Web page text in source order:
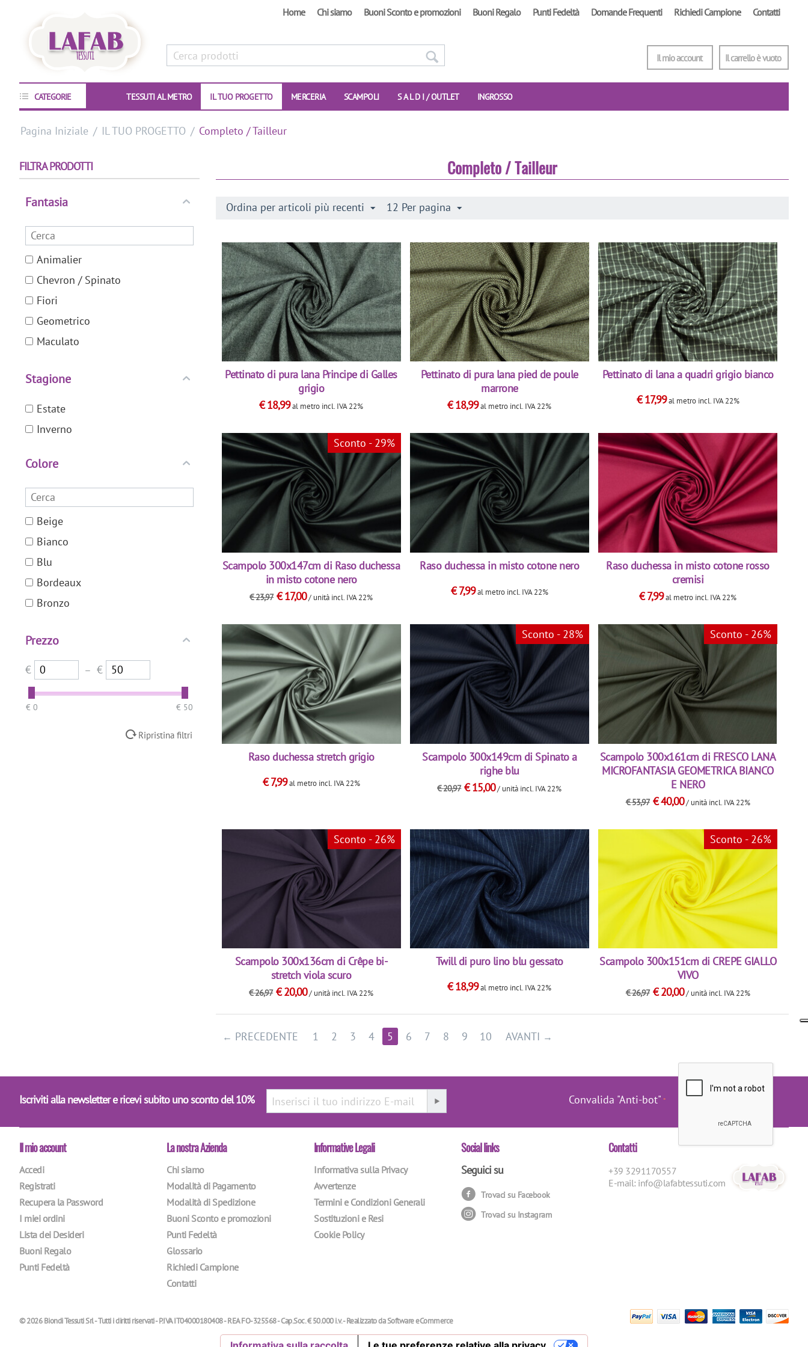
Home Chi siamo Buoni Sconto e promozioni Buoni Regalo Punti Fedeltà Domande Frequenti Richiedi Campione Contatti
Il carrello è vuoto
Il mio account
CATEGORIE TESSUTI AL METRO IL TUO PROGETTO MERCERIA SCAMPOLI S A L D I / OUTLET INGROSSO
Pagina Iniziale / IL TUO PROGETTO / Completo / Tailleur
FILTRA PRODOTTI
Fantasia
Animalier
Chevron / Spinato
Fiori
Geometrico
Maculato
Pois
Quadri
Righe
Tinta Unita
Stagione
Estate
Inverno
Colore
Beige
Bianco
Blu
Bordeaux
Bronzo
Ecrù
Giallo
Kaki
Prezzo
€ – €
‎€ 0 ‎€ 50
Ripristina filtri
Completo / Tailleur
Ordina per articoli più recenti 12 Per pagina
Pettinato di pura lana Principe di Galles
grigio
€18,99al metro incl. IVA 22%
Pettinato di pura lana pied de poule
marrone
€18,99al metro incl. IVA 22%
Pettinato di lana a quadri grigio bianco
€17,99 al metro incl. IVA 22%
Sconto - 29%
Scampolo 300x147cm di Raso duchessa
in misto cotone nero
€23,97 €17,00/ unità incl. IVA 22%
Raso duchessa in misto cotone nero
€7,99al metro incl. IVA 22%
Raso duchessa in misto cotone rosso
cremisi
€7,99al metro incl. IVA 22%
Raso duchessa stretch grigio
€7,99al metro incl. IVA 22%
Sconto - 28%
Scampolo 300x149cm di Spinato a
righe blu
€20,97 €15,00/ unità incl. IVA 22%
Sconto - 26%
Scampolo 300x161cm di FRESCO LANA
MICROFANTASIA GEOMETRICA BIANCO
E NERO
€53,97 €40,00 / unità incl. IVA 22%
Sconto - 26%
Scampolo 300x136cm di Crêpe bi-
stretch viola scuro
€26,97 €20,00/ unità incl. IVA 22%
Twill di puro lino blu gessato
€18,99al metro incl. IVA 22%
Sconto - 26%
Scampolo 300x151cm di CREPE GIALLO
VIVO
€26,97 €20,00 / unità incl. IVA 22%
PRECEDENTE 1 2 3 4 5 6 7 8 9 10 AVANTI
Iscriviti alla newsletter e ricevi subito uno sconto del 10% Convalida "Anti-bot"
Il mio account
Accedi
Registrati
Recupera la Password
I miei ordini
Lista dei Desideri
Buoni Regalo
Punti Fedeltà
La nostra Azienda
Chi siamo
Modalità di Pagamento
Modalità di Spedizione
Buoni Sconto e promozioni
Punti Fedeltà
Glossario
Richiedi Campione
Contatti
Informative Legali
Informativa sulla Privacy
Avvertenze
Termini e Condizioni Generali
Sostituzioni e Resi
Cookie Policy
Social links
Seguici su
Trovaci su Facebook
Trovaci su Instagram
Contatti
+39 3291170557
E-mail: info@lafabtessuti.com
© 2026 Biondi Tessuti Srl - Tutti i diritti riservati - P.IVA IT04000180408 - REA FO-325568 - Cap.Soc. € 50.000 i.v. - Realizzato daSoftware eCommerce